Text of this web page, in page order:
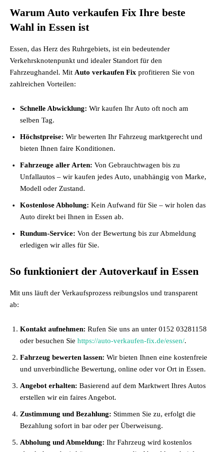
Warum Auto verkaufen Fix Ihre beste
Wahl in Essen ist
Essen, das Herz des Ruhrgebiets, ist ein bedeutender
Verkehrsknotenpunkt und idealer Standort für den
Fahrzeughandel. Mit Auto verkaufen Fix profitieren Sie von
zahlreichen Vorteilen:
Schnelle Abwicklung: Wir kaufen Ihr Auto oft noch am
selben Tag.
Höchstpreise: Wir bewerten Ihr Fahrzeug marktgerecht und
bieten Ihnen faire Konditionen.
Fahrzeuge aller Arten: Von Gebrauchtwagen bis zu
Unfallautos – wir kaufen jedes Auto, unabhängig von Marke,
Modell oder Zustand.
Kostenlose Abholung: Kein Aufwand für Sie – wir holen das
Auto direkt bei Ihnen in Essen ab.
Rundum-Service: Von der Bewertung bis zur Abmeldung
erledigen wir alles für Sie.
So funktioniert der Autoverkauf in Essen
Mit uns läuft der Verkaufsprozess reibungslos und transparent
ab:
Kontakt aufnehmen: Rufen Sie uns an unter 0152 03281158
oder besuchen Sie https://auto-verkaufen-fix.de/essen/.
Fahrzeug bewerten lassen: Wir bieten Ihnen eine kostenfreie
und unverbindliche Bewertung, online oder vor Ort in Essen.
Angebot erhalten: Basierend auf dem Marktwert Ihres Autos
erstellen wir ein faires Angebot.
Zustimmung und Bezahlung: Stimmen Sie zu, erfolgt die
Bezahlung sofort in bar oder per Überweisung.
Abholung und Abmeldung: Ihr Fahrzeug wird kostenlos